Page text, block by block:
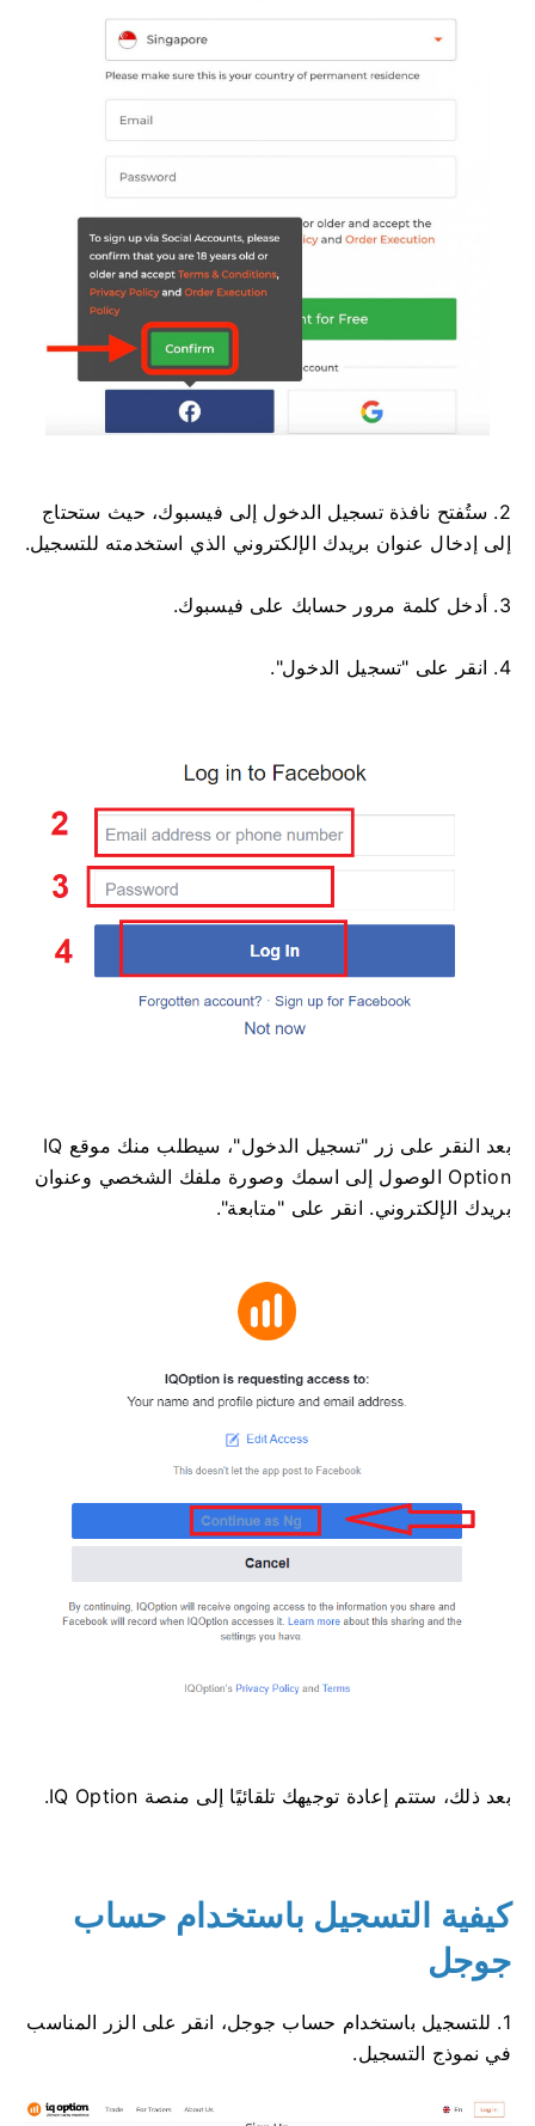
2. ستُفتح نافذة تسجيل الدخول إلى فيسبوك، حيث ستحتاج
إلى إدخال عنوان بريدك الإلكتروني الذي استخدمته للتسجيل.
3. أدخل كلمة مرور حسابك على فيسبوك.
4. انقر على "تسجيل الدخول".
بعد النقر على زر "تسجيل الدخول"، سيطلب منك موقع IQ
Option الوصول إلى اسمك وصورة ملفك الشخصي وعنوان
بريدك الإلكتروني. انقر على "متابعة".
بعد ذلك، ستتم إعادة توجيهك تلقائيًا إلى منصة IQ Option.
كيفية التسجيل باستخدام حساب
جوجل
1. للتسجيل باستخدام حساب جوجل، انقر على الزر المناسب
في نموذج التسجيل.